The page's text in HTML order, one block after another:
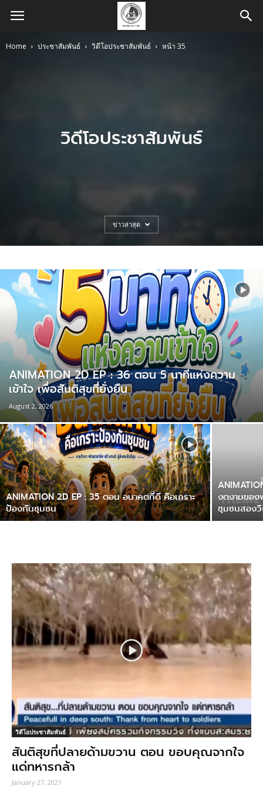
Home ประชาสัมพันธ์ วิดีโอประชาสัมพันธ์ หน้า 35
วิดีโอประชาสัมพันธ์
ข่าวล่าสุด
ANIMATION 2D EP : 36 ตอน 5 นาทีแห่งความ
เข้าใจ เพื่อสันติสุขที่ยั่งยืน
August 2, 2026
ANIMATION 2D EP : 35 ตอน อนาคตที่ดี คือเกราะ
ป้องกันชุมชน
งดงามขอ
ชุมชนสอง
วิดีโอประชาสัมพันธ์
สันติสุขที่ปลายด้ามขวาน ตอน ขอบคุณจากใจ
แด่ทหารกล้า
January 27, 2021